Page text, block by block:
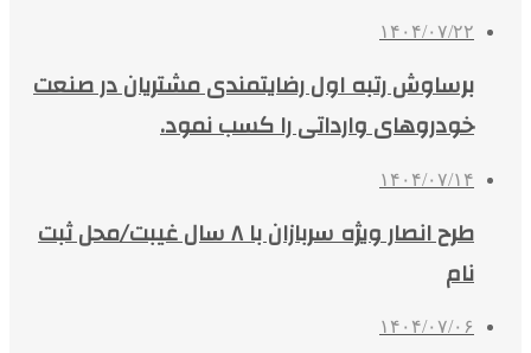
۱۴۰۴/۰۷/۲۲
برساوش رتبه اول رضایتمندی مشتریان در صنعت
خودروهای وارداتی را کسب نمود.
۱۴۰۴/۰۷/۱۴
طرح انصار ویژه سربازان با ۸ سال غیبت/محل ثبت
نام
۱۴۰۴/۰۷/۰۶